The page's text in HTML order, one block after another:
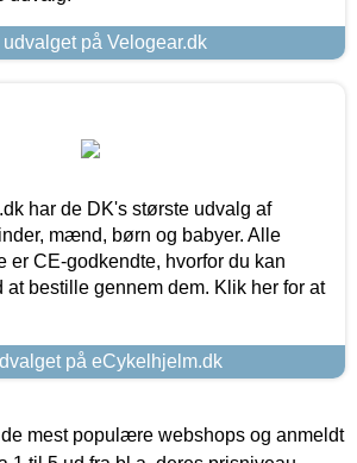
udvalget på Velogear.dk
har de DK's største udvalg af
mænd, børn og babyer. Alle
er CE-godkendte, hvorfor du kan
bestille gennem dem. Klik her for at
på eCykelhjelm.dk
mest populære webshops og anmeldt